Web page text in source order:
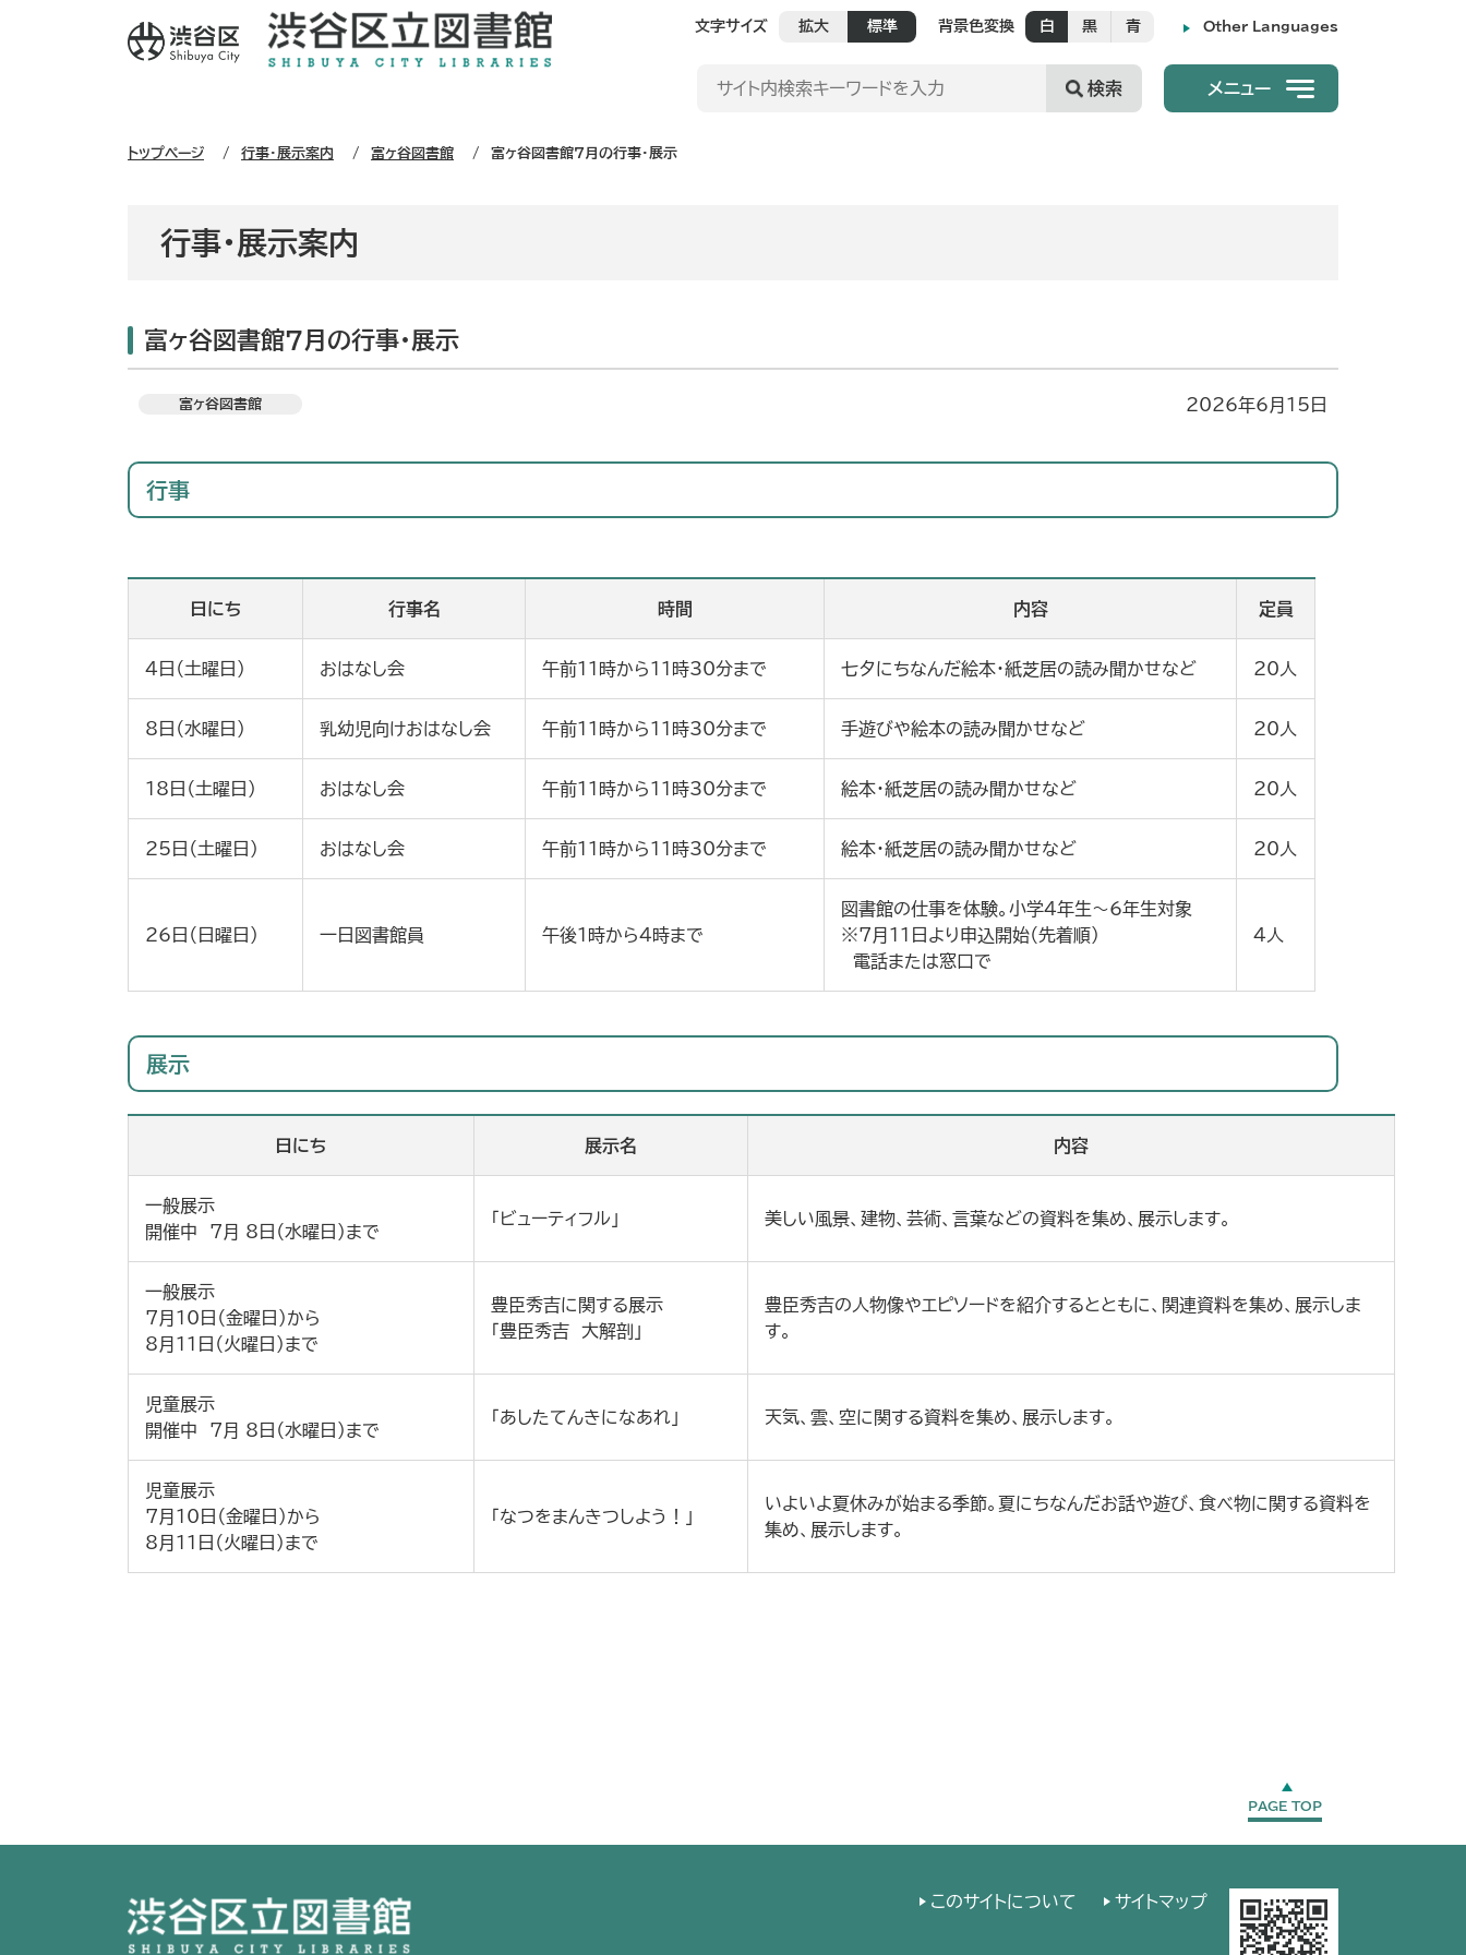
文字サイズ 拡大 標準 背景色変換 白 黒 青 Other Languages
検索 メニュー
トップページ 行事・展示案内 富ヶ谷図書館 富ヶ谷図書館7月の行事・展示
行事・展示案内
富ヶ谷図書館7月の行事・展示
富ヶ谷図書館 2026年6月15日
行事
日にち 行事名 時間 内容 定員
4日（土曜日） おはなし会 午前11時から11時30分まで 七夕にちなんだ絵本・紙芝居の読み聞かせなど 20人
8日（水曜日） 乳幼児向けおはなし会 午前11時から11時30分まで 手遊びや絵本の読み聞かせなど 20人
18日（土曜日） おはなし会 午前11時から11時30分まで 絵本・紙芝居の読み聞かせなど 20人
25日（土曜日） おはなし会 午前11時から11時30分まで 絵本・紙芝居の読み聞かせなど 20人
26日（日曜日） 一日図書館員 午後1時から4時まで
図書館の仕事を体験。小学4年生～6年生対象
※7月11日より申込開始（先着順）
電話または窓口で
4人
展示
日にち 展示名 内容
一般展示
開催中 7月 8日（水曜日）まで
「ビューティフル」 美しい風景、建物、芸術、言葉などの資料を集め、展示します。
一般展示
7月10日（金曜日）から
8月11日（火曜日）まで
豊臣秀吉に関する展示
「豊臣秀吉 大解剖」
豊臣秀吉の人物像やエピソードを紹介するとともに、関連資料を集め、展示しま
す。
児童展示
開催中 7月 8日（水曜日）まで
「あしたてんきになあれ」 天気、雲、空に関する資料を集め、展示します。
児童展示
7月10日（金曜日）から
8月11日（火曜日）まで
「なつをまんきつしよう！」
いよいよ夏休みが始まる季節。夏にちなんだお話や遊び、食べ物に関する資料を
集め、展示します。
PAGE TOP
このサイトについて サイトマップ